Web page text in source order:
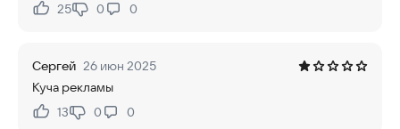
Нравится:
25Не нравится:
0 0
Сергей 26 июн 2025
Куча рекламы
Нравится:
13Не нравится:
0 0